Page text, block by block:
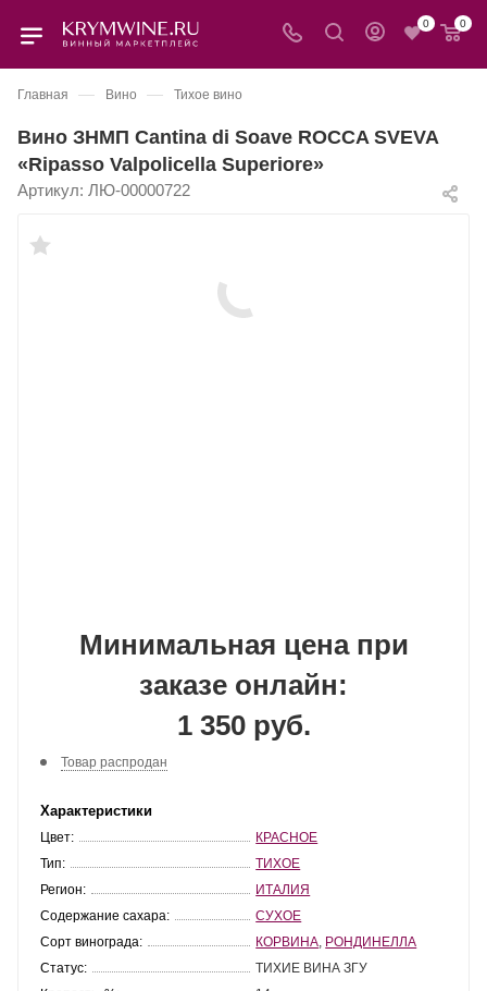
0 0
Главная — Вино — Тихое вино
Вино ЗНМП Cantina di Soave ROCCA SVEVA
«Ripasso Valpolicella Superiore»
Артикул: ЛЮ-00000722
Минимальная цена при
заказе онлайн:
1 350 руб.
Товар распродан
Характеристики
Цвет:
КРАСНОЕ
Тип:
ТИХОЕ
Регион:
ИТАЛИЯ
Содержание сахара:
СУХОЕ
Сорт винограда:
КОРВИНА РОНДИНЕЛЛА
Статус:
ТИХИЕ ВИНА ЗГУ